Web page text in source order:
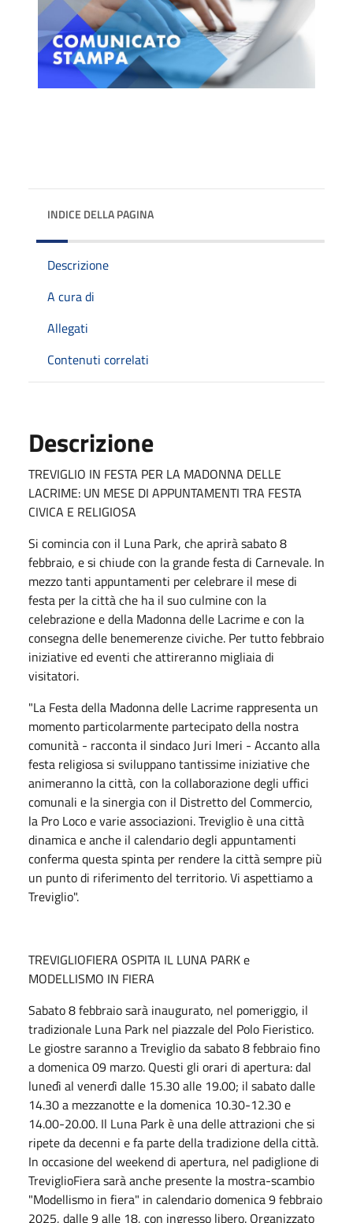
INDICE DELLA PAGINA
Descrizione
A cura di
Allegati
Contenuti correlati
Descrizione
TREVIGLIO IN FESTA PER LA MADONNA DELLE
LACRIME: UN MESE DI APPUNTAMENTI TRA FESTA
CIVICA E RELIGIOSA
Si comincia con il Luna Park, che aprirà sabato 8
febbraio, e si chiude con la grande festa di Carnevale. In
mezzo tanti appuntamenti per celebrare il mese di
festa per la città che ha il suo culmine con la
celebrazione e della Madonna delle Lacrime e con la
consegna delle benemerenze civiche. Per tutto febbraio
iniziative ed eventi che attireranno migliaia di
visitatori.
"La Festa della Madonna delle Lacrime rappresenta un
momento particolarmente partecipato della nostra
comunità - racconta il sindaco Juri Imeri - Accanto alla
festa religiosa si sviluppano tantissime iniziative che
animeranno la città, con la collaborazione degli uffici
comunali e la sinergia con il Distretto del Commercio,
la Pro Loco e varie associazioni. Treviglio è una città
dinamica e anche il calendario degli appuntamenti
conferma questa spinta per rendere la città sempre più
un punto di riferimento del territorio. Vi aspettiamo a
Treviglio".
TREVIGLIOFIERA OSPITA IL LUNA PARK e
MODELLISMO IN FIERA
Sabato 8 febbraio sarà inaugurato, nel pomeriggio, il
tradizionale Luna Park nel piazzale del Polo Fieristico.
Le giostre saranno a Treviglio da sabato 8 febbraio fino
a domenica 09 marzo. Questi gli orari di apertura: dal
lunedì al venerdì dalle 15.30 alle 19.00; il sabato dalle
14.30 a mezzanotte e la domenica 10.30-12.30 e
14.00-20.00. Il Luna Park è una delle attrazioni che si
ripete da decenni e fa parte della tradizione della città.
In occasione del weekend di apertura, nel padiglione di
TreviglioFiera sarà anche presente la mostra-scambio
"Modellismo in fiera" in calendario domenica 9 febbraio
2025, dalle 9 alle 18, con ingresso libero. Organizzato